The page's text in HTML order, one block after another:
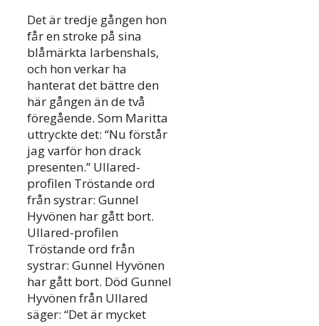
Det är tredje gången hon
får en stroke på sina
blåmärkta larbenshals,
och hon verkar ha
hanterat det bättre den
här gången än de två
föregående. Som Maritta
uttryckte det: “Nu förstår
jag varför hon drack
presenten.” Ullared-
profilen Tröstande ord
från systrar: Gunnel
Hyvönen har gått bort.
Ullared-profilen
Tröstande ord från
systrar: Gunnel Hyvönen
har gått bort. Död Gunnel
Hyvönen från Ullared
säger: “Det är mycket